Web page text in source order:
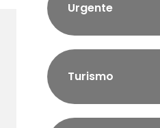
Urgente
Turismo